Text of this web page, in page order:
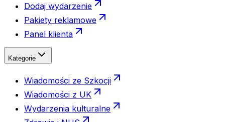
Dodaj wydarzenie
Pakiety reklamowe
Panel klienta
Kategorie
Wiadomości ze Szkocji
Wiadomości z UK
Wydarzenia kulturalne